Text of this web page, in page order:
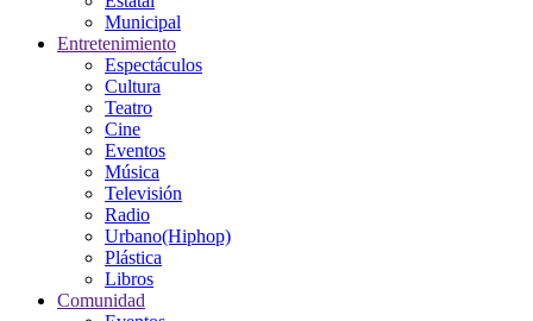
Municipal
Entretenimiento
Espectáculos
Cultura
Teatro
Cine
Eventos
Música
Televisión
Radio
Urbano(Hiphop)
Plástica
Libros
Comunidad